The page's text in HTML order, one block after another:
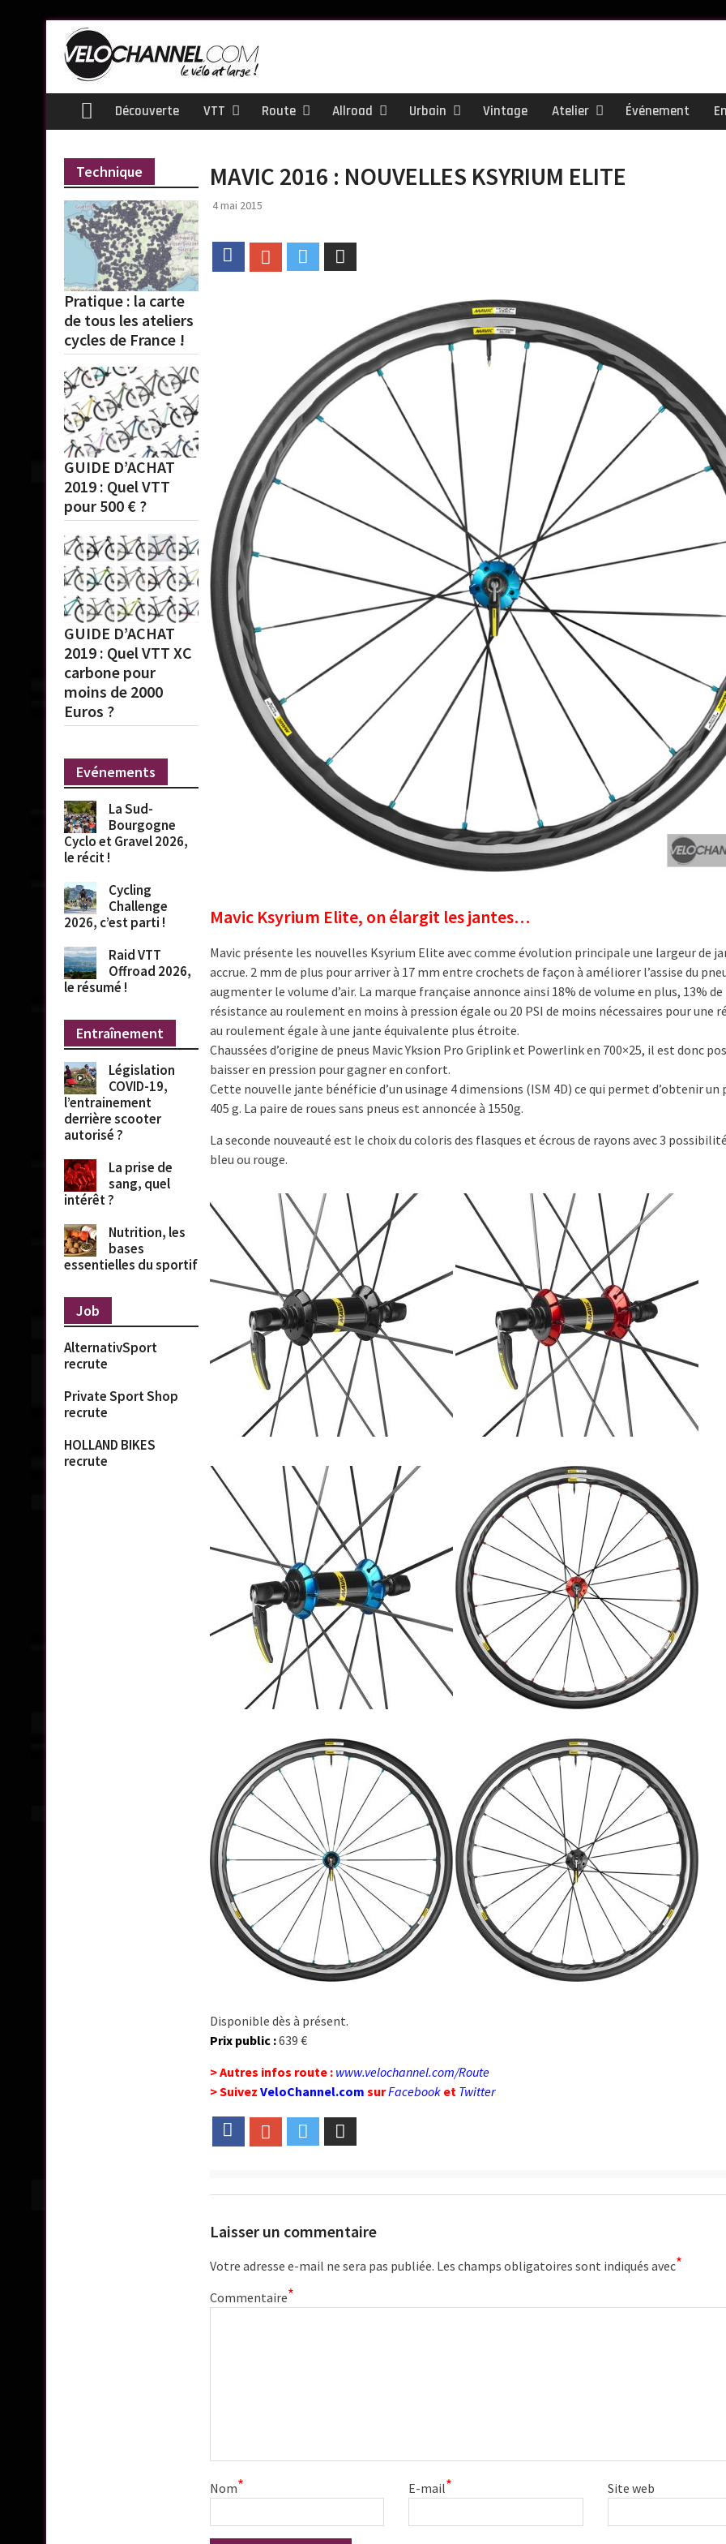
content
HomeDécouverte VTT Route Allroad Urbain Vintage Atelier Événement
MAVIC 2016 : NOUVELLES KSYRIUM ELITE
4 mai 2015
FacebookGoogle+
Mavic Ksyrium Elite, on élargit les jantes…
Mavic présente les nouvelles Ksyrium Elite avec comme évolution principale une largeur de
accrue. 2 mm de plus pour arriver à 17 mm entre crochets de façon à améliorer l’assise du
augmenter le volume d’air. La marque française annonce ainsi 18% de volume en plus, 13% de
résistance au roulement en moins à pression égale ou 20 PSI de moins nécessaires pour une
au roulement égale à une jante équivalente plus étroite.
Chaussées d’origine de pneus Mavic Yksion Pro Griplink et Powerlink en 700×25, il est donc
baisser en pression pour gagner en confort.
Cette nouvelle jante bénéficie d’un usinage 4 dimensions (ISM 4D) ce qui permet d’obtenir un
405 g. La paire de roues sans pneus est annoncée à 1550g.
La seconde nouveauté est le choix du coloris des flasques et écrous de rayons avec 3
bleu ou rouge.
Disponible dès à présent.
Prix public :639 €
> Autres infos route : www.velochannel.com/Route
> Suivez VeloChannel.com surFacebook et Twitter
FacebookGoogle+
Laisser un commentaire
Votre adresse e-mail ne sera pas publiée. Les champs obligatoires sont indiqués avec*
Commentaire*
Nom* E-mail* Site web
Technique
Pratique : la carte
de tous les ateliers
cycles de France !
GUIDE D’ACHAT
2019 : Quel VTT
pour 500 € ?
GUIDE D’ACHAT
2019 : Quel VTT XC
carbone pour
moins de 2000
Euros ?
Evénements
La Sud-
Bourgogne
Cyclo et Gravel 2026,
le récit !
Cycling
Challenge
2026, c’est parti !
Raid VTT
Offroad 2026,
le résumé !
Entraînement
Législation
COVID-19,
l’entrainement
derrière scooter
autorisé ?
La prise de
sang, quel
intérêt ?
Nutrition, les
bases
essentielles du sportif
Job
AlternativSport
recrute
Private Sport Shop
recrute
HOLLAND BIKES
recrute